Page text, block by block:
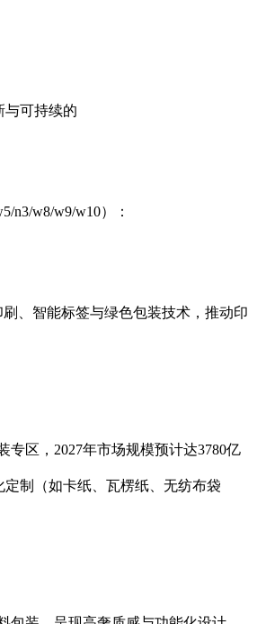
与可持续的
n3/w8/w9/w10）：
、智能标签与绿色包装技术，推动印
专区，2027年市场规模预计达3780亿
制（如卡纸、瓦楞纸、无纺布袋